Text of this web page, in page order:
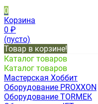
0
Корзина
0 ₽
(пусто)
Товар в корзине!
Каталог товаров
Каталог товаров
Мастерская Хоббит
Оборудование PROXXON
Оборудование TORMEK